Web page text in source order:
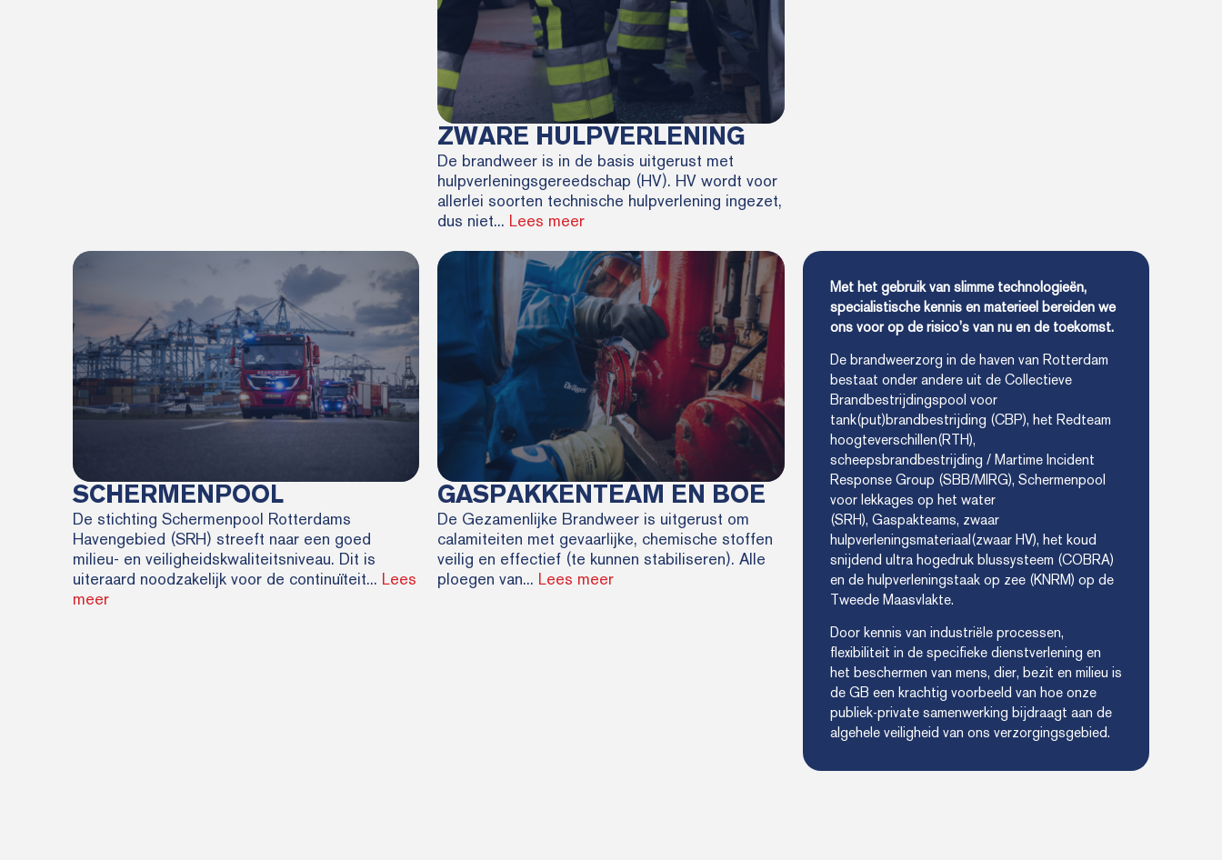
ZWARE HULPVERLENING
De brandweer is in de basis uitgerust met
hulpverleningsgereedschap (HV). HV wordt voor
allerlei soorten technische hulpverlening ingezet,
dus niet... Lees meer
SCHERMENPOOL
De stichting Schermenpool Rotterdams
Havengebied (SRH) streeft naar een goed
milieu- en veiligheidskwaliteitsniveau. Dit is
uiteraard noodzakelijk voor de continuïteit... Lees
meer
GASPAKKENTEAM EN BOE
De Gezamenlijke Brandweer is uitgerust om
calamiteiten met gevaarlijke, chemische stoffen
veilig en effectief (te kunnen stabiliseren). Alle
ploegen van... Lees meer
Met het gebruik van slimme technologieën,
specialistische kennis en materieel bereiden we
ons voor op de risico’s van nu en de toekomst.
De brandweerzorg in de haven van Rotterdam
bestaat onder andere uit de Collectieve
Brandbestrijdingspool voor
tank(put)brandbestrijding (CBP), het Redteam
hoogteverschillen(RTH),
scheepsbrandbestrijding / Martime Incident
Response Group (SBB/MIRG), Schermenpool
voor lekkages op het water
(SRH), Gaspakteams, zwaar
hulpverleningsmateriaal(zwaar HV), het koud
snijdend ultra hogedruk blussysteem (COBRA)
en de hulpverleningstaak op zee (KNRM) op de
Tweede Maasvlakte.
Door kennis van industriële processen,
flexibiliteit in de specifieke dienstverlening en
het beschermen van mens, dier, bezit en milieu is
de GB een krachtig voorbeeld van hoe onze
publiek-private samenwerking bijdraagt aan de
algehele veiligheid van ons verzorgingsgebied.